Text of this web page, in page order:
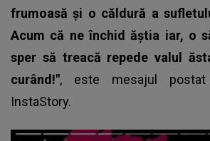
frumoasă și o căldură a
Acum că ne închid ăștia iar, o
sper să treacă repede valul
curând!", este mesajul
InstaStory.